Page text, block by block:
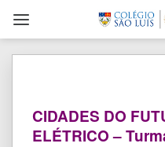
CIDADES DO
ELÉTRICO –